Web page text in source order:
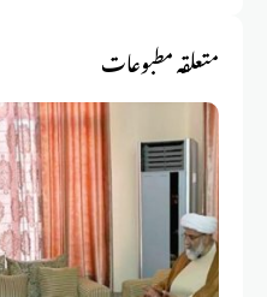
استقبال، اہم رفقاء بھی ہمراہ
متعلقہ مطبوعات